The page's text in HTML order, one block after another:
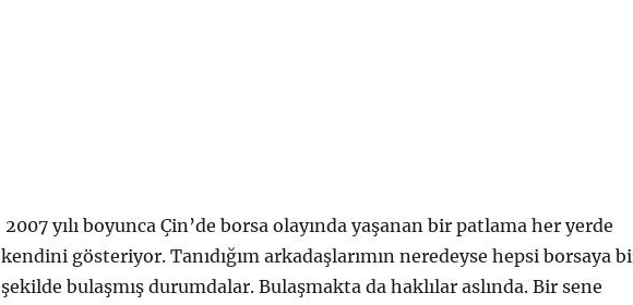
2007 yılı boyunca Çin’de borsa olayında yaşanan bir patlama her yerde
kendini gösteriyor. Tanıdığım arkadaşlarımın neredeyse hepsi borsaya
şekilde bulaşmış durumdalar. Bulaşmakta da haklılar aslında. Bir sene